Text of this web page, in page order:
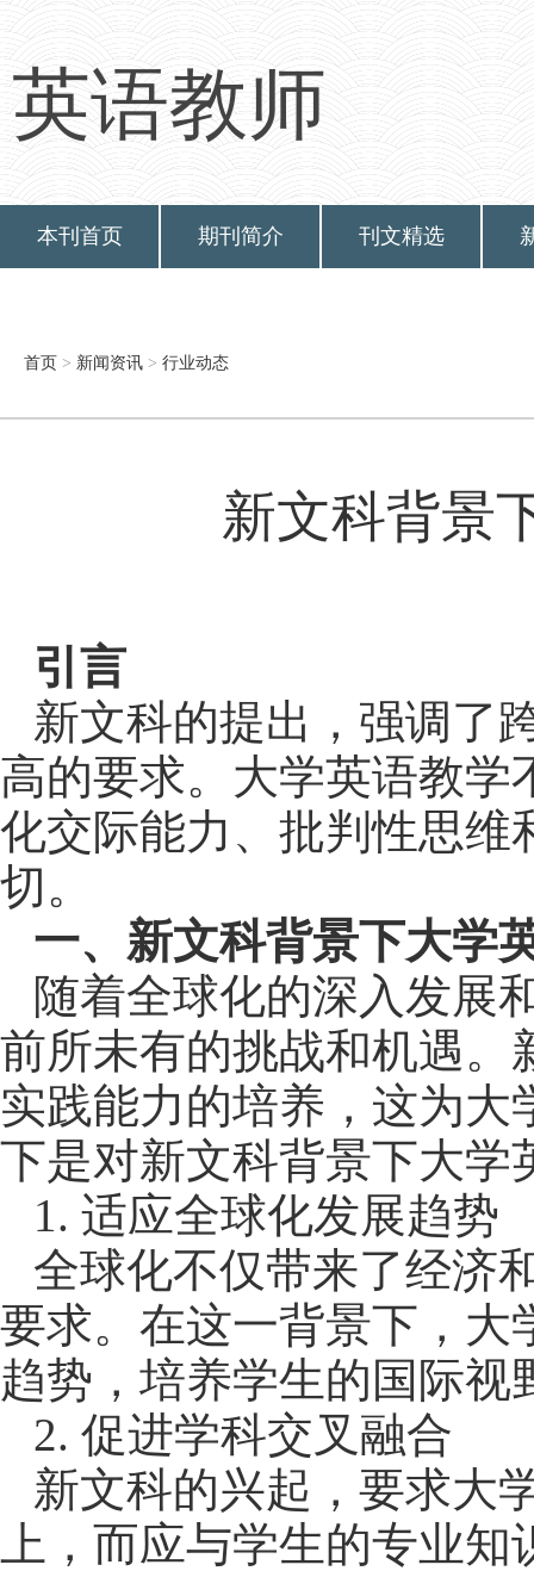
英语教师
本刊首页 期刊简介 刊文精选
首页 > 新闻资讯 > 行业动态
新文科背景
引言
新文科的提出，强调了
高的要求。大学英语教学
化交际能力、批判性思维
切。
一、新文科背景下大学
随着全球化的深入发展
前所未有的挑战和机遇。
实践能力的培养，这为
下是对新文科背景下大学
1. 适应全球化发展趋势
全球化不仅带来了经济
要求。在这一背景下，大
趋势，培养学生的国际视
2. 促进学科交叉融合
新文科的兴起，要求大
上，而应与学生的专业